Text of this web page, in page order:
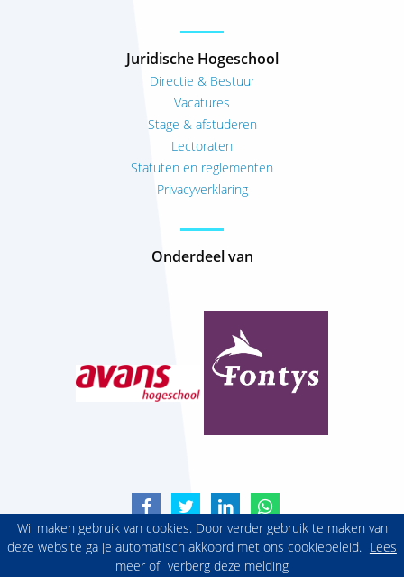
Juridische Hogeschool
Directie & Bestuur
Vacatures
Stage & afstuderen
Lectoraten
Statuten en reglementen
Privacyverklaring
Onderdeel van
Wij maken gebruik van cookies. Door verder gebruik te maken van
deze website ga je automatisch akkoord met ons cookiebeleid. Lees
meer of verberg deze melding